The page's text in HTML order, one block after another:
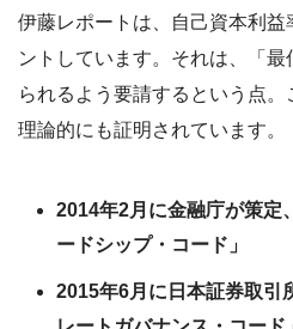
伊藤レポートは、自己資本利益
ントしています。それは、「
られるよう要請するという点
理論的にも証明されています。
2014年2月に金融庁が策定
ードシップ・コード」
2015年6月に日本証券取引